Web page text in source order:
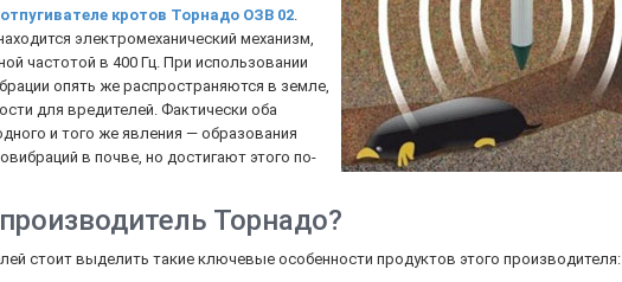
отпугивателе кротов Торнадо ОЗВ 02.
электромеханический механизм,
частотой в 400 Гц. При использовании
опять же распространяются в земле,
для вредителей. Фактически оба
и того же явления — образования
в почве, но достигают этого по-
Торнадо?
стоит выделить такие ключевые особенности продуктов этого производителя: